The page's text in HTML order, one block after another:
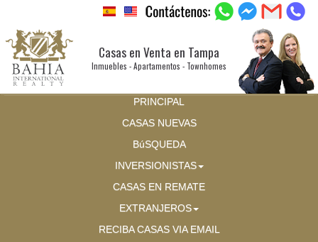
Casas en Venta en Tampa
Inmuebles - Apartamentos - Townhomes
PRINCIPAL
CASAS NUEVAS
BúSQUEDA
INVERSIONISTAS
CASAS EN REMATE
EXTRANJEROS
RECIBA CASAS VIA EMAIL